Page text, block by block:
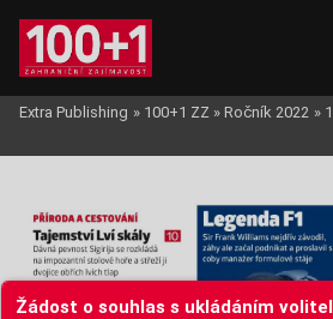
Žádost o souhlas s ukládáním
Extra Publishing » 100+1 ZZ » Ročník 2022 »